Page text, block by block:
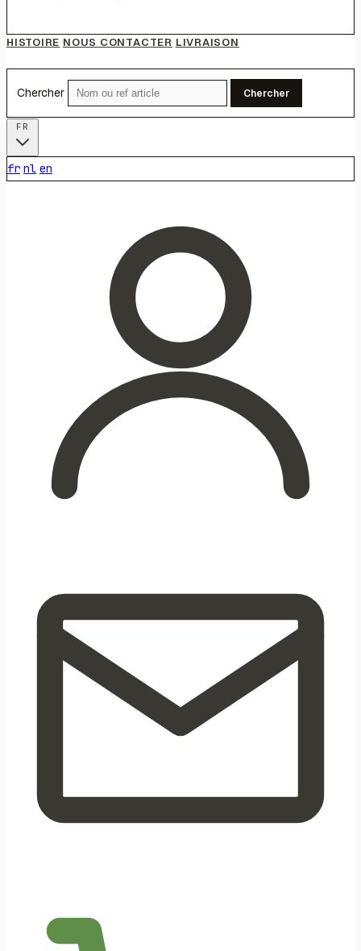
HISTOIRE NOUS CONTACTER LIVRAISON
Chercher Chercher
fr nl en